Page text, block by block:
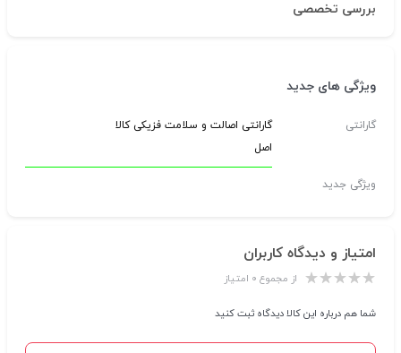
بررسی تخصصی
ویژگی های جدید
گارانتی
گارانتی اصالت و سلامت فزیکی کالا
اصل
ویژگی جدید
امتیاز و دیدگاه کاربران
از مجموع ۰ امتیاز
شما هم درباره این کالا دیدگاه ثبت کنید